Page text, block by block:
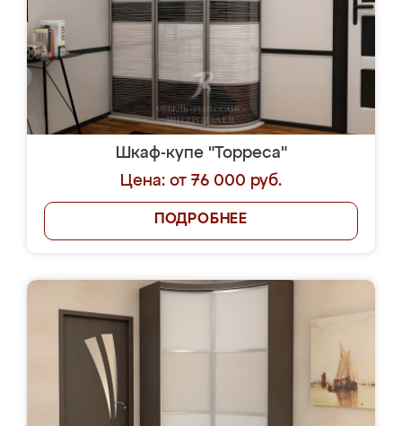
Шкаф-купе "Торреса"
Цена: от 76 000 руб.
ПОДРОБНЕЕ